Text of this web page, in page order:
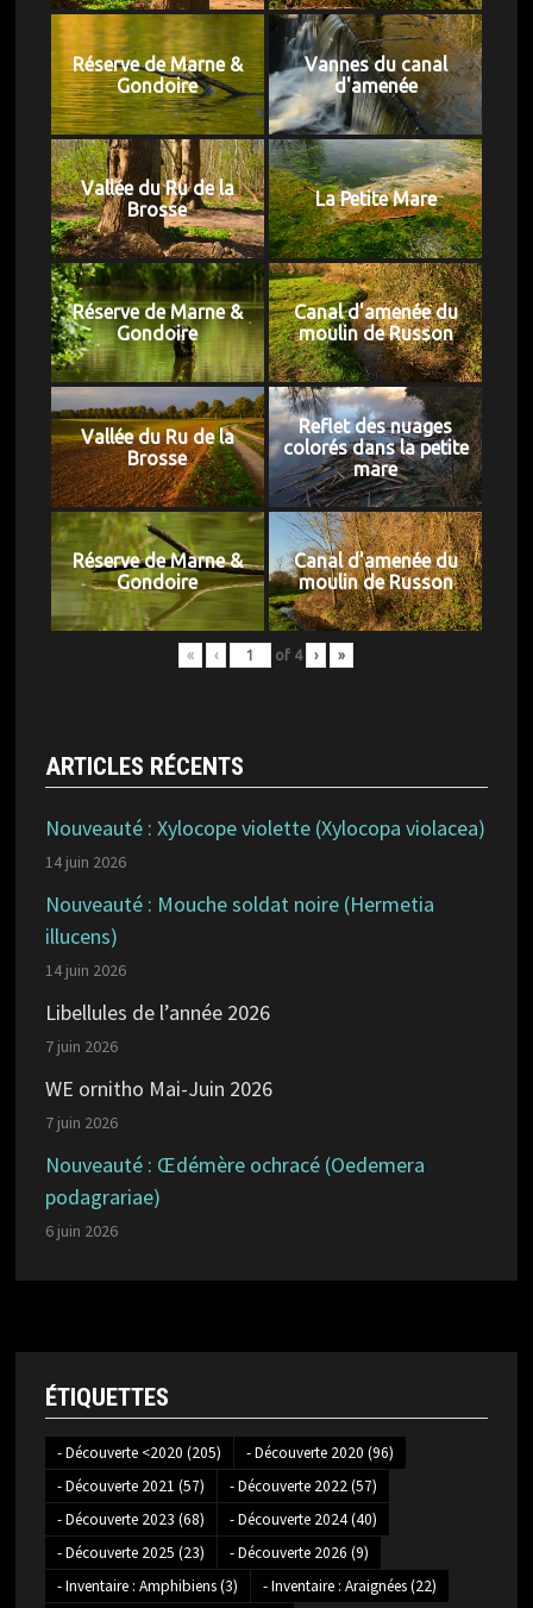
Réserve de Marne &
Gondoire
Vannes du canal
d'amenée
Vallée du Ru de la
Brosse
La Petite Mare
Réserve de Marne &
Gondoire
Canal d'amenée du
moulin de Russon
Vallée du Ru de la
Brosse
Reflet des nuages
colorés dans la petite
mare
Réserve de Marne &
Gondoire
Canal d'amenée du
moulin de Russon
« ‹ of 4 › »
ARTICLES RÉCENTS
Nouveauté : Xylocope violette (Xylocopa violacea)
14 juin 2026
Nouveauté : Mouche soldat noire (Hermetia
illucens)
14 juin 2026
Libellules de l’année 2026
7 juin 2026
WE ornitho Mai-Juin 2026
7 juin 2026
Nouveauté : Œdémère ochracé (Oedemera
podagrariae)
6 juin 2026
ÉTIQUETTES
- Découverte <2020 (205) - Découverte 2020 (96)
- Découverte 2021 (57) - Découverte 2022(57)
- Découverte 2023 (68) - Découverte 2024(40)
- Découverte 2025 (23) - Découverte 2026 (9)
- Inventaire : Amphibiens(3) - Inventaire : Araignées(22)